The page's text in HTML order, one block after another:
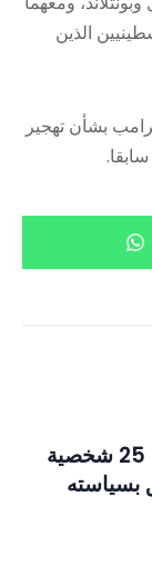
الذين
بشأن تهجير
رسالة الى ترامب من 25 شخصية
بسياسته